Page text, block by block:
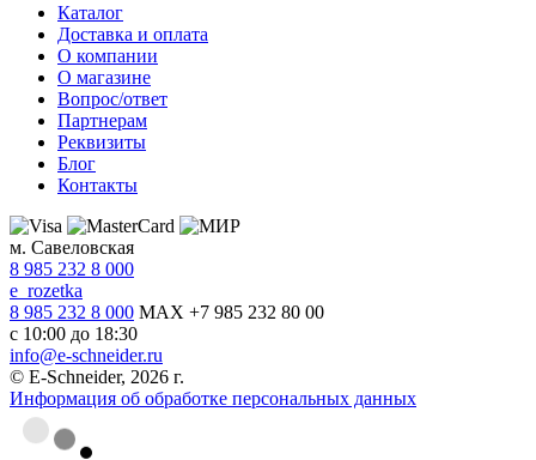
Каталог
Доставка и оплата
О компании
О магазине
Вопрос/ответ
Партнерам
Реквизиты
Блог
Контакты
м. Савеловская
8 985 232 8 000
e_rozetka
8 985 232 8 000 MAX +7 985 232 80 00
с 10:00 до 18:30
info@e-schneider.ru
© E-Schneider, 2026 г.
Информация об обработке персональных данных